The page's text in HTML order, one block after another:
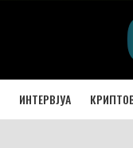
ИНТЕРВЈУА